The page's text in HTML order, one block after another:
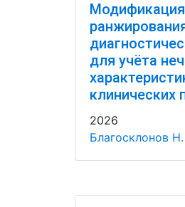
для учёта
клинических
2026
Благосклонов